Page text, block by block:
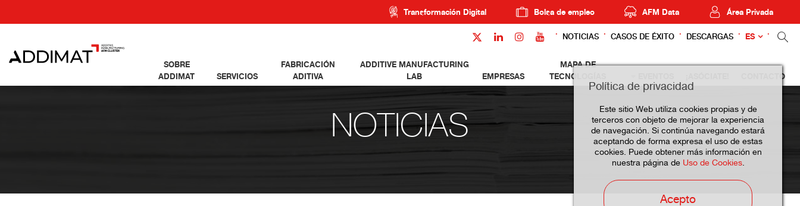
Transformación Digital Bolsa de empleo AFM Data Área Privada
NOTICIAS CASOS DE ÉXITO DESCARGAS ES
SOBRE
ADDIMAT
SERVICIOS
FABRICACIÓN
ADITIVA
ADDITIVE MANUFACTURING
LAB
EMPRESAS
MAPA DE
TECNOLOGÍAS
CONTACTO
Política de privacidad
Este sitio Web utiliza cookies propias y de
terceros con objeto de mejorar la experiencia
de navegación. Si continúa navegando estará
aceptando de forma expresa el uso de estas
cookies. Puede obtener más información en
nuestra página de Uso de Cookies.
Acepto
NOTICIAS